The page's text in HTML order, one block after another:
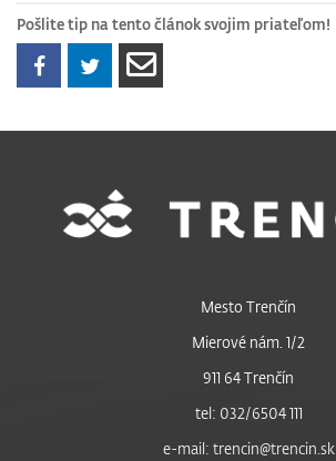
Pošlite tip na tento článok svojim priateľom!
Mesto Trenčín
Mierové nám. 1/2
911 64 Trenčín
tel: 032/6504 111
e-mail: trencin@trencin.sk